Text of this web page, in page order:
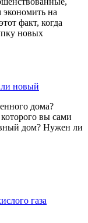
на
факт, когда
новых
дома?
вы сами
дом? Нужен ли